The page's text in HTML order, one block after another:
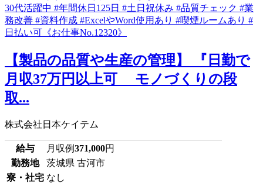
【製品の品質や生産の管理】 『日勤で
月収37万円以上可 モノづくりの段
取...
株式会社日本ケイテム
給与 月収例371,000円
勤務地
茨城県 古河市
寮・社宅 なし